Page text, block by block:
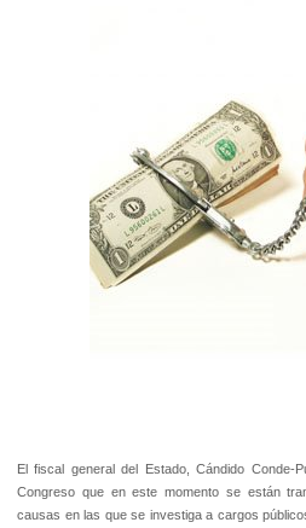
El fiscal general del Estado, Cándido Conde-
Congreso que en este momento se están
causas en las que se investiga a cargos